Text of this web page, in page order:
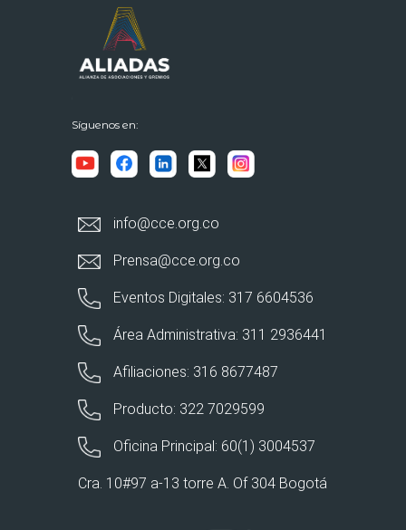
Síguenos en:
info@cce.org.co
Prensa@cce.org.co
Eventos Digitales: 317 6604536
Área Administrativa: 311 2936441
Afiliaciones: 316 8677487
Producto: 322 7029599
Oficina Principal: 60(1) 3004537
Cra. 10#97 a-13 torre A. Of 304 Bogotá